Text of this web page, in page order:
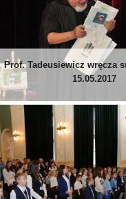
Prof. Tadeusiewicz wręcza
15.05.2017